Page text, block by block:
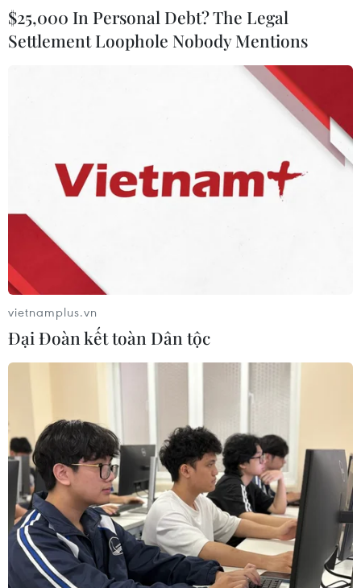
#Tổng duyệt trình diễn
#50 năm ngày Giải phóng miền Nam
#thống nhất đất nước
50 NĂM THỐNG NHẤT ĐẤT NƯỚC
VietnamPlus lần thứ 2 liên tiếp trong năm 2025
nhận giải thưởng báo chí quốc tế WAN-IFRA
Đào tạo nhân lực ngành văn học-nghệ thuật:
$25,000 In Personal Debt? The Legal
Settlement Loophole Nobody Mentions
vietnamplus.vn
Đại Đoàn kết toàn Dân tộc